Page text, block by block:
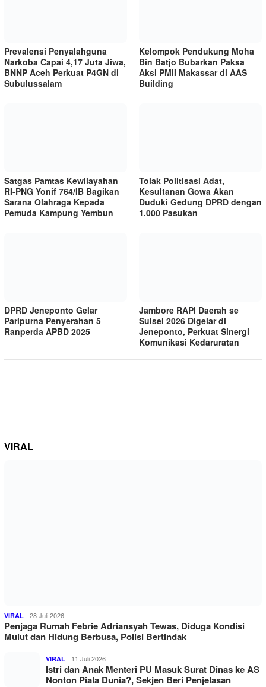
Prevalensi Penyalahguna
Narkoba Capai 4,17 Juta Jiwa,
BNNP Aceh Perkuat P4GN di
Subulussalam
Kelompok Pendukung Moha
Bin Batjo Bubarkan Paksa
Aksi PMII Makassar di AAS
Building
Satgas Pamtas Kewilayahan
RI-PNG Yonif 764/IB Bagikan
Sarana Olahraga Kepada
Pemuda Kampung Yembun
Tolak Politisasi Adat,
Kesultanan Gowa Akan
Duduki Gedung DPRD dengan
1.000 Pasukan
DPRD Jeneponto Gelar
Paripurna Penyerahan 5
Ranperda APBD 2025
Jambore RAPI Daerah se
Sulsel 2026 Digelar di
Jeneponto, Perkuat Sinergi
Komunikasi Kedaruratan
VIRAL
VIRAL 28 Juli 2026
Penjaga Rumah Febrie Adriansyah Tewas, Diduga Kondisi
Mulut dan Hidung Berbusa, Polisi Bertindak
VIRAL 11 Juli 2026
Istri dan Anak Menteri PU Masuk Surat Dinas ke AS
Nonton Piala Dunia?, Sekjen Beri Penjelasan